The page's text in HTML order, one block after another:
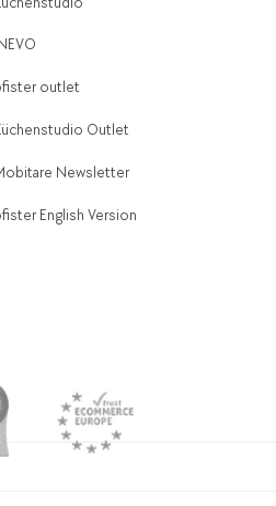
outlet
Outlet
Newsletter
English Version